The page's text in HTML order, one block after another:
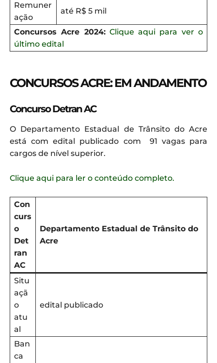
Remuner
ação
até R$ 5 mil
Concursos Acre 2024: Clique aqui para ver o
último edital
CONCURSOS ACRE: EM ANDAMENTO
Concurso Detran AC
O Departamento Estadual de Trânsito do Acre
está com edital publicado com 91 vagas para
cargos de nível superior.
Clique aqui para ler o conteúdo completo.
Con
curs
o
Det
ran
AC
Departamento Estadual de Trânsito do
Acre
Situ
açã
o
atu
al
edital publicado
Ban
ca